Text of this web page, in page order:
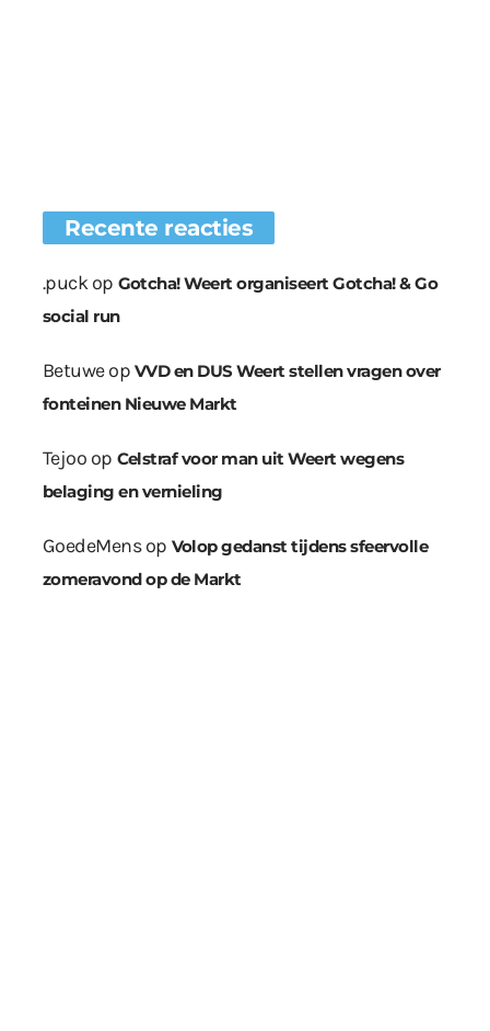
Recente reacties
.puckop Gotcha! Weert organiseert Gotcha! & Go
social run
Betuweop VVD en DUS Weert stellen vragen over
fonteinen Nieuwe Markt
Tejoo op Celstraf voor man uit Weert wegens
belaging en vernieling
GoedeMensop Volop gedanst tijdens sfeervolle
zomeravond op de Markt